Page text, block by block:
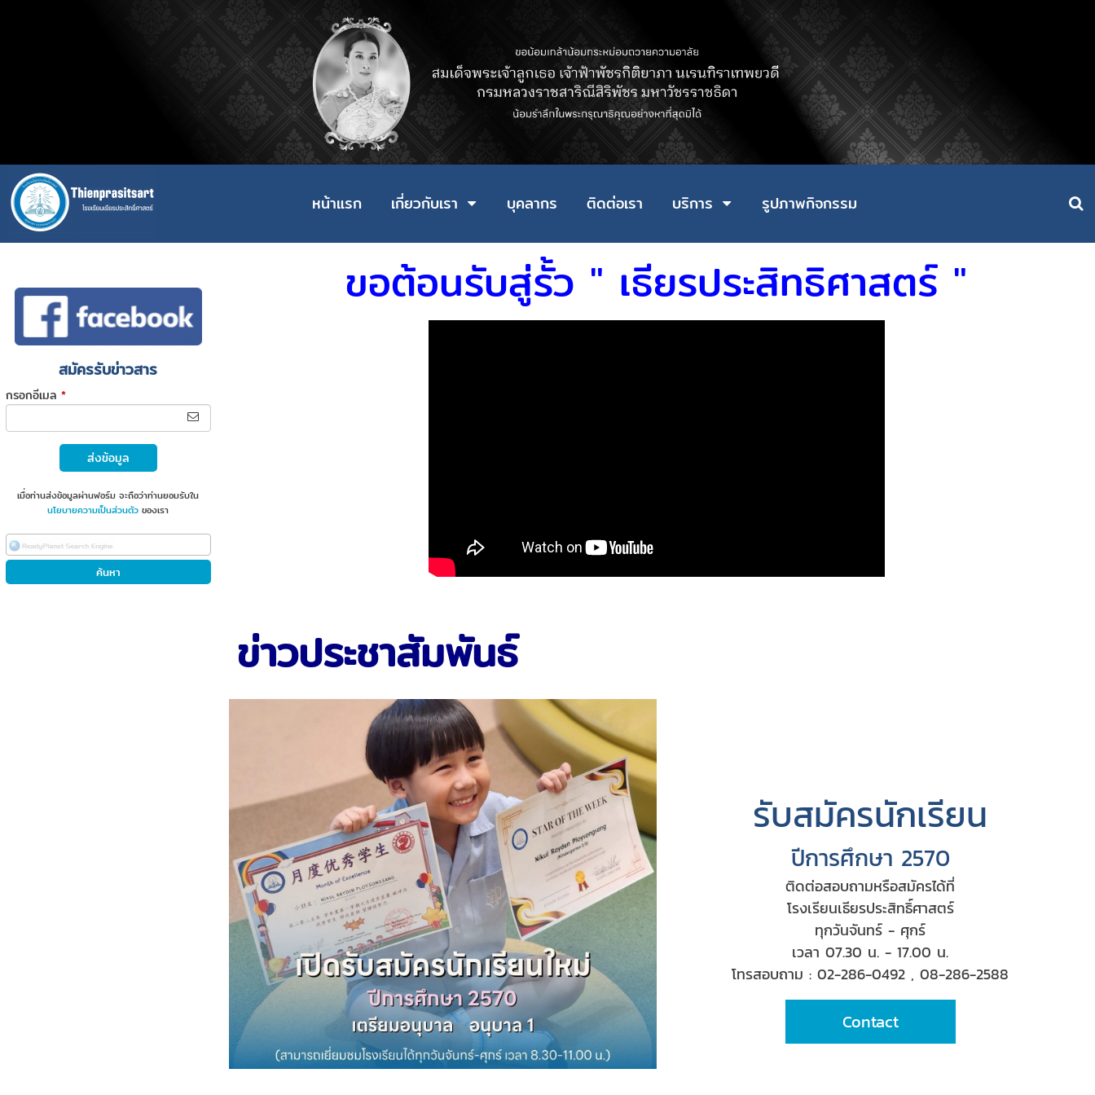
หน้าแรก เกี่ยวกับเรา บุคลากร ติดต่อเรา บริการ รูปภาพกิจกรรม
สมัครรับข่าวสาร
กรอกอีเมล *
ส่งข้อมูล
เมื่อท่านส่งข้อมูลผ่านฟอร์ม จะถือว่าท่านยอมรับใน
นโยบายความเป็นส่วนตัว ของเรา
ขอต้อนรับสู่รั้ว " เธียรประสิทธิศาสตร์ "
ข่าวประชาสัมพันธ์
รับสมัครนักเรียน
ปีการศึกษา 2570
ติดต่อสอบถามหรือสมัครได้ที่
โรงเรียนเธียรประสิทธิ์ศาสตร์
ทุกวันจันทร์ - ศุกร์
เวลา 07.30 น. - 17.00 น.
โทรสอบถาม : 02-286-0492 , 08-286-2588
Contact